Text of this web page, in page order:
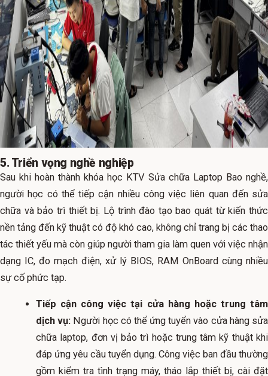
5. Triển vọng nghề nghiệp
Sau khi hoàn thành khóa học KTV Sửa chữa Laptop Bao nghề,
người học có thể tiếp cận nhiều công việc liên quan đến sửa
chữa và bảo trì thiết bị. Lộ trình đào tạo bao quát từ kiến thức
nền tảng đến kỹ thuật có độ khó cao, không chỉ trang bị các thao
tác thiết yếu mà còn giúp người tham gia làm quen với việc nhận
dạng IC, đo mạch điện, xử lý BIOS, RAM OnBoard cùng nhiều
sự cố phức tạp.
Tiếp cận công việc tại cửa hàng hoặc trung tâm
dịch vụ: Người học có thể ứng tuyển vào cửa hàng sửa
chữa laptop, đơn vị bảo trì hoặc trung tâm kỹ thuật khi
đáp ứng yêu cầu tuyển dụng. Công việc ban đầu thường
gồm kiểm tra tình trạng máy, tháo lắp thiết bị, cài đặt